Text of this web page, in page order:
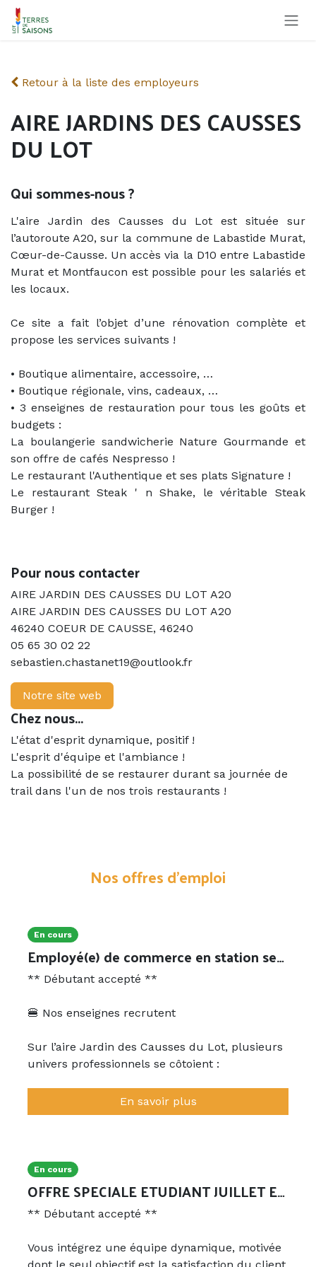
Se rendre au contenu
Retour à la liste des employeurs
AIRE JARDINS DES CAUSSES
DU LOT
Qui sommes-nous ?
L'aire Jardin des Causses du Lot est située sur
l’autoroute A20, sur la commune de Labastide Murat,
Cœur-de-Causse. Un accès via la D10 entre Labastide
Murat et Montfaucon est possible pour les salariés et
les locaux.
Ce site a fait l’objet d’une rénovation complète et
propose les services suivants !
• Boutique alimentaire, accessoire, …
• Boutique régionale, vins, cadeaux, …
• 3 enseignes de restauration pour tous les goûts et
budgets :
La boulangerie sandwicherie Nature Gourmande et
son offre de cafés Nespresso !
Le restaurant l'Authentique et ses plats Signature !
Le restaurant Steak ' n Shake, le véritable Steak
Burger !
Pour nous contacter
AIRE JARDIN DES CAUSSES DU LOT A20
AIRE JARDIN DES CAUSSES DU LOT A20
46240 COEUR DE CAUSSE, 46240
05 65 30 02 22
sebastien.chastanet19@outlook.fr
Notre site web
Chez nous...
L'état d'esprit dynamique, positif !
L'esprit d'équipe et l'ambiance !
La possibilité de se restaurer durant sa journée de
trail dans l'un de nos trois restaurants !
Nos offres d'emploi
En cours
Employé(e) de commerce en station service et boutique (H/F)
** Débutant accepté **
🍔 Nos enseignes recrutent
Sur l’aire Jardin des Causses du Lot, plusieurs
univers professionnels se côtoient :
• Boutique alimentaire & produits régionaux
• Steak’n Shake Burger
🛍️🍽️ Commerce & restauration – tous profils
bienvenus
🧾 Tes missions
En savoir plus
En cours
OFFRE SPECIALE ETUDIANT JUILLET ET AOUT
** Débutant accepté **
Vous intégrez une équipe dynamique, motivée